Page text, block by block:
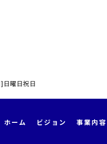
日曜日祝日
ホーム ビジョン 事業内容